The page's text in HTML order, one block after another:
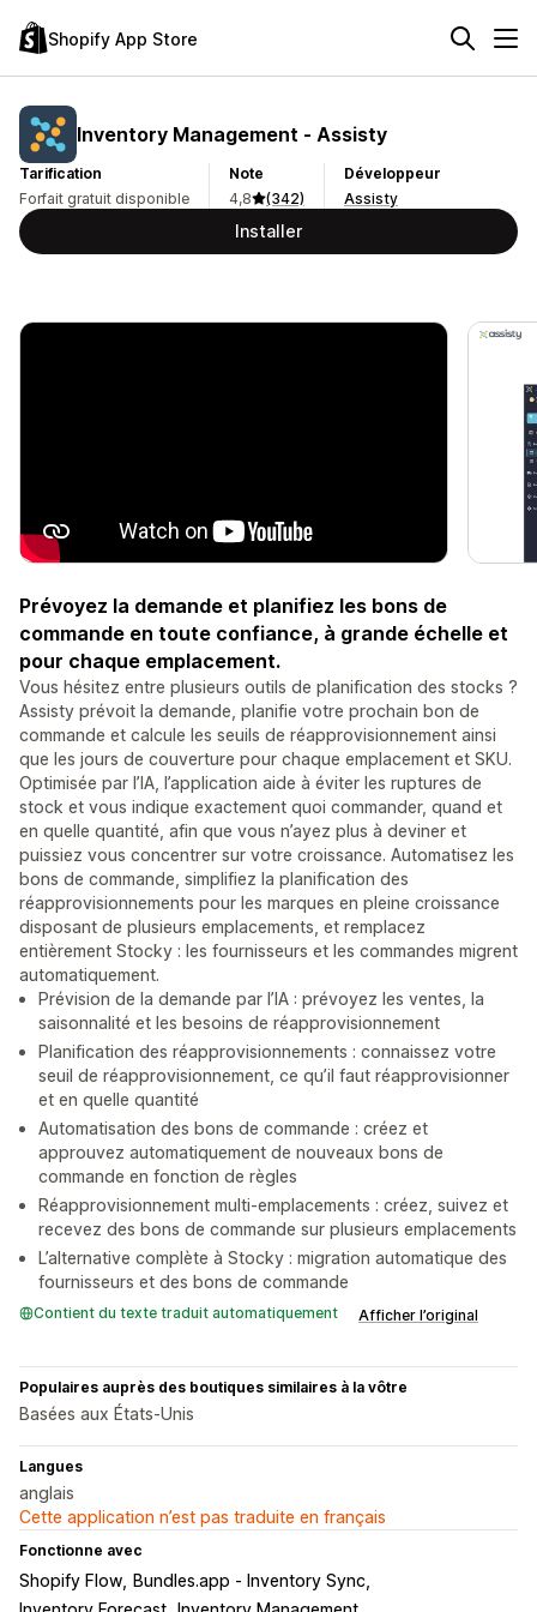
Shopify App Store
Inventory Management ‑ Assisty
Tarification
Forfait gratuit disponible
Note
4,8
(342)
Développeur
Assisty
Installer
Prévoyez la demande et planifiez les bons de
commande en toute confiance, à grande échelle et
pour chaque emplacement.
Vous hésitez entre plusieurs outils de planification des stocks ?
Assisty prévoit la demande, planifie votre prochain bon de
commande et calcule les seuils de réapprovisionnement ainsi
que les jours de couverture pour chaque emplacement et SKU.
Optimisée par l’IA, l’application aide à éviter les ruptures de
stock et vous indique exactement quoi commander, quand et
en quelle quantité, afin que vous n’ayez plus à deviner et
puissiez vous concentrer sur votre croissance. Automatisez les
bons de commande, simplifiez la planification des
réapprovisionnements pour les marques en pleine croissance
disposant de plusieurs emplacements, et remplacez
entièrement Stocky : les fournisseurs et les commandes migrent
automatiquement.
Prévision de la demande par l’IA : prévoyez les ventes, la
saisonnalité et les besoins de réapprovisionnement
Planification des réapprovisionnements : connaissez votre
seuil de réapprovisionnement, ce qu’il faut réapprovisionner
et en quelle quantité
Automatisation des bons de commande : créez et
approuvez automatiquement de nouveaux bons de
commande en fonction de règles
Réapprovisionnement multi-emplacements : créez, suivez et
recevez des bons de commande sur plusieurs emplacements
L’alternative complète à Stocky : migration automatique des
fournisseurs et des bons de commande
Contient du texte traduit automatiquement Afficher l’original
Populaires auprès des boutiques similaires à la vôtre
Basées aux États-Unis
Langues
anglais
Cette application n’est pas traduite en français
Fonctionne avec
Shopify Flow
Bundles.app ‑ Inventory Sync